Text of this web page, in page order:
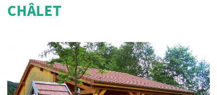
CHÂLET